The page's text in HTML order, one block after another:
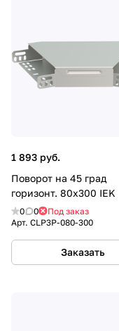
1 893 руб.
Поворот на 45 град
горизонт. 80х300 IEK
0 0
Под заказ
Арт. CLP3P-080-300
Заказать